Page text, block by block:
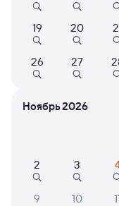
Выбор
Подробные
СМС-
Оформление
Частые
Что нужно, чтобы
19 20
26 27
Ноябрь 2026
2 3
9 10